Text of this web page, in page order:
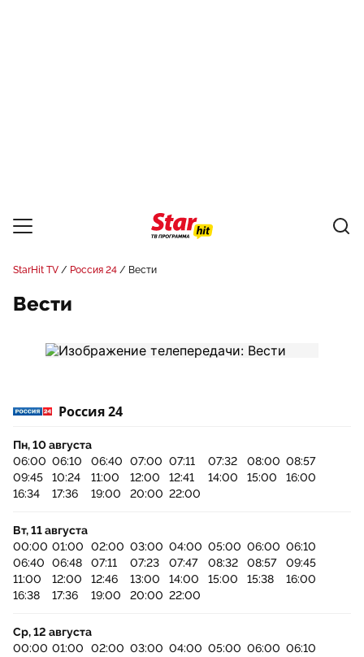
StarHit TV Россия 24 Вести
Вести
Россия 24
Пн, 10 августа
06:00 06:10 06:40 07:00 07:11 07:32 08:00 08:57
09:45
10:24 11:00 12:00 12:41 14:00 15:00
16:00
16:34
17:36 19:00 20:00 22:00
Вт, 11 августа
00:00 01:00 02:00 03:00 04:00 05:00 06:00 06:10
06:40
06:48 07:11 07:23 07:47 08:32 08:57
09:45
11:00
12:00 12:46 13:00 14:00 15:00 15:38
16:00
16:38
17:36 19:00 20:00 22:00
Ср, 12 августа
00:00 01:00 02:00 03:00 04:00 05:00 06:00 06:10